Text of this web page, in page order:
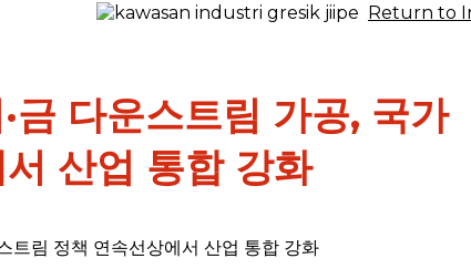
Return to
다운스트림 가공, 국가
산업 통합 강화